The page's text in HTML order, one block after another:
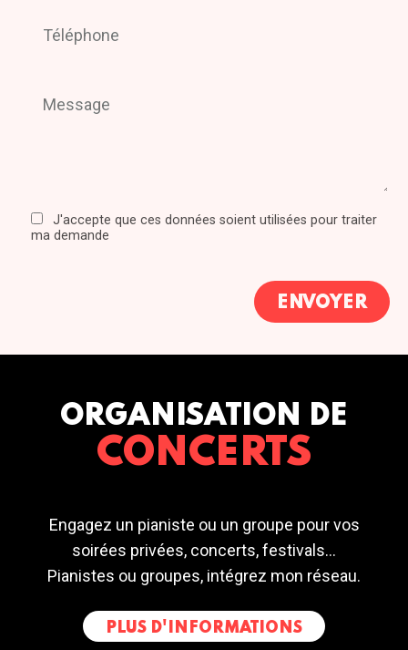
J'accepte que ces données soient utilisées pour traiter
ma demande
ORGANISATION DE
CONCERTS
Engagez un pianiste ou un groupe pour vos
soirées privées, concerts, festivals...
Pianistes ou groupes, intégrez mon réseau.
PLUS D'INFORMATIONS